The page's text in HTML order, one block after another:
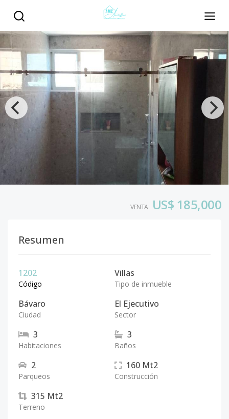
VENTA US$ 185,000
Resumen
1202
Código
Villas
Tipo de inmueble
Bávaro
Ciudad
El Ejecutivo
Sector
3
Habitaciones
3
Baños
2
Parqueos
160 Mt2
Construcción
315 Mt2
Terreno